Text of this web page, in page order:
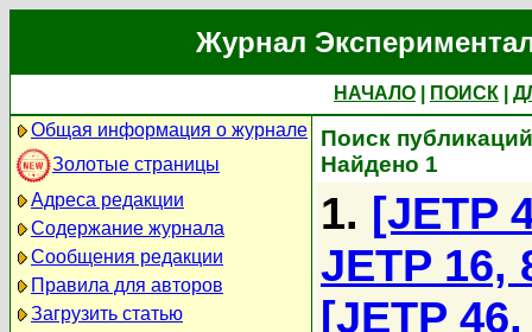
Журнал
НАЧАЛО ПОИСК
Общая информация о журнале
Золотые страницы
Адреса редакции
Содержание журнала
Сообщения редакции
Правила для авторов
Загрузить статью
Поиск
Найдено 1
1. [JETP
JETP 16,
[JETP